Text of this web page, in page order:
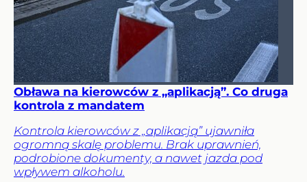
Obława na kierowców z „aplikacją”. Co druga
kontrola z mandatem
Kontrola kierowców z „aplikacją” ujawniła
ogromną skalę problemu. Brak uprawnień,
podrobione dokumenty, a nawet jazda pod
wpływem alkoholu.